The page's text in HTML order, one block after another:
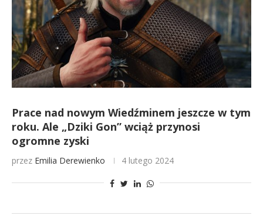
Prace nad nowym Wiedźminem jeszcze w tym
roku. Ale „Dziki Gon” wciąż przynosi
ogromne zyski
przez Emilia Derewienko 4 lutego 2024